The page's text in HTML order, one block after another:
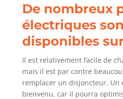
De nombreux
électriques
disponibles
Il est relativement facile de
mais il est par contre
remplacer un disjoncteur. Un
bienvenu, car il pourra